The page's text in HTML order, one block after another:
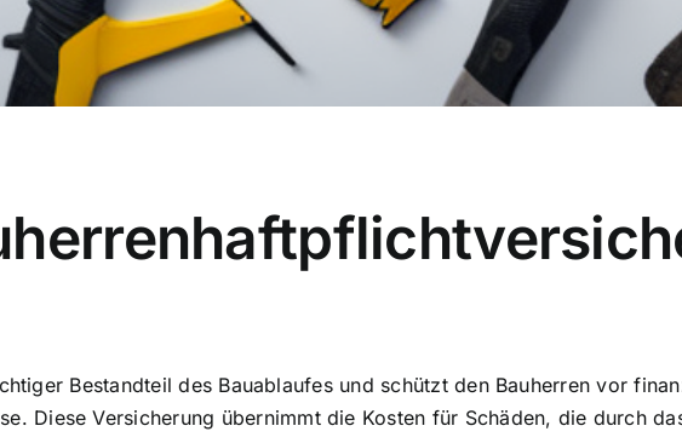
Bestandteil des Bauablaufes und schützt den Bauherren vor
Diese Versicherung übernimmt die Kosten für Schäden, die durch